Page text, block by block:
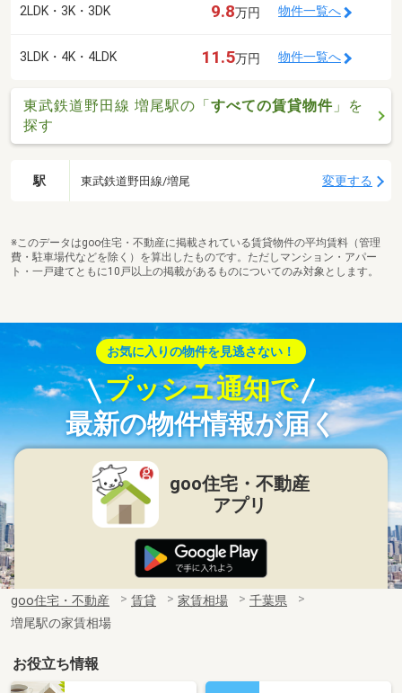
2LDK・3K・3DK 9.8万円 物件一覧へ
3LDK・4K・4LDK 11.5万円 物件一覧へ
東武鉄道野田線 増尾駅の「すべての賃貸物件 」を
探す
駅 東武鉄道野田線/増尾 変更する
※このデータはgoo住宅・不動産に掲載されている賃貸物件の平均賃料（管理
費・駐車場代などを除く）を算出したものです。ただしマンション・アパー
ト・一戸建てともに10戸以上の掲載があるものについてのみ対象とします。
お気に入りの物件を見逃さない！
プッシュ通知で
最新の物件情報が届く
goo住宅・不動産
アプリ
goo住宅・不動産 賃貸 家賃相場
千葉県
増尾駅の家賃相場
お役立ち情報